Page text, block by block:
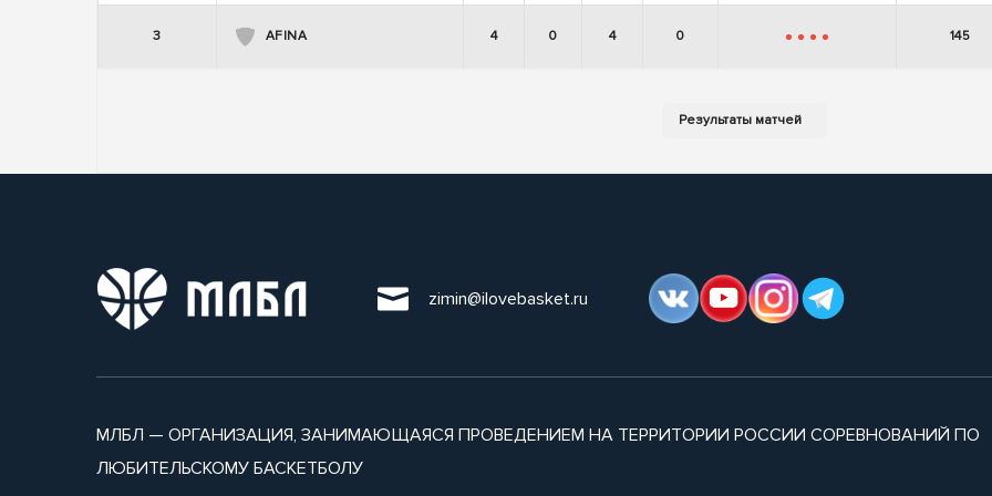
3 AFINA 4 0 4 0 - - - - 145
zimin@ilovebasket.ru
МЛБЛ — ОРГАНИЗАЦИЯ, ЗАНИМАЮЩАЯСЯ ПРОВЕДЕНИЕМ НА ТЕРРИТОРИИ РОССИИ СОРЕВНОВАНИЙ ПО
ЛЮБИТЕЛЬСКОМУ БАСКЕТБОЛУ